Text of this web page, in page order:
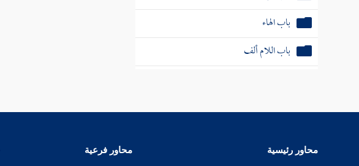
باب الهاء
باب اللام ألف
باب الياء
الأحاديث الطوالمحاور رئيسية محاور فرعية